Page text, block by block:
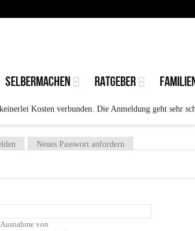
MAINMENU
SELBERMACHEN RATGEBER
Kosten verbunden. Die Anmeldung geht sehr
Neues Passwort anfordern
von